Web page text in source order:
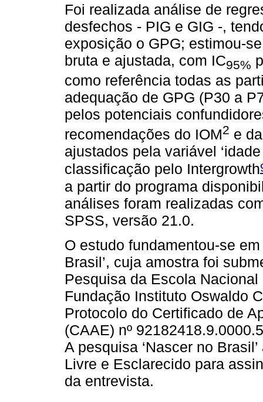
Foi realizada análise de
desfechos - PIG e GIG -,
exposição o GPG; estimou-
bruta e ajustada, com IC95%
como referência todas as
adequação de GPG (P30 a
pelos potenciais
recomendações do IOM2 e
ajustados pela variável
classificação pelo Intergrowth
a partir do programa
análises foram realizadas
SPSS, versão 21.0.
O estudo fundamentou-se
Brasil’, cuja amostra foi
Pesquisa da Escola
Fundação Instituto Oswaldo
Protocolo do Certificado de
(CAAE) nº
A pesquisa ‘Nascer no
Livre e Esclarecido para
da entrevista.